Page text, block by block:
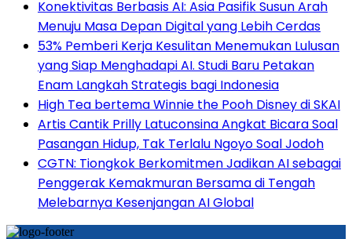
Konektivitas Berbasis AI: Asia Pasifik Susun Arah
Menuju Masa Depan Digital yang Lebih Cerdas
53% Pemberi Kerja Kesulitan Menemukan Lulusan
yang Siap Menghadapi AI. Studi Baru Petakan
Enam Langkah Strategis bagi Indonesia
High Tea bertema Winnie the Pooh Disney di SKAI
Artis Cantik Prilly Latuconsina Angkat Bicara Soal
Pasangan Hidup, Tak Terlalu Ngoyo Soal Jodoh
CGTN: Tiongkok Berkomitmen Jadikan AI sebagai
Penggerak Kemakmuran Bersama di Tengah
Melebarnya Kesenjangan AI Global